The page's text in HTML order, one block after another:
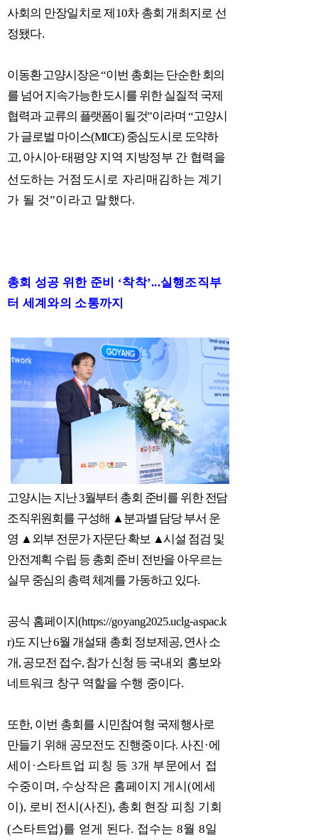
사회의 만장일치로 제 10차 총회 개최지로 선
정됐다.
이동환 고양시장은“이번 총회는 단순한 회의
를 넘어 지속가능한 도시를 위한 실질적 국제
협력과 교류의 플랫폼이 될 것”이라며“고양시
가 글로벌 마이스(MICE) 중심도시로 도약하
고,아시아·태평양 지역 지방정부 간 협력을
선도하는 거점도시로 자리매김하는 계기
가 될 것”이라고 말했다.
총회 성공 위한 준비 ‘착착’...실행조직부
터 세계와의 소통까지
고양시는 지난3월부터 총회 준비를 위한 전담
조직위원회를 구성해 ▲분과별 담당 부서 운
영 ▲외부 전문가 자문단 확보 ▲시설 점검 및
안전계획 수립 등 총회 준비 전반을 아우르는
실무 중심의 총력 체계를 가동하고 있다.
공식 홈페이지(https://goyang2025.uclg-aspac.k
r)도 지난6월 개설돼 총회 정보제공,연사 소
개,공모전 접수,참가 신청 등 국내외 홍보와
네트워크 창구 역할을 수행 중이다.
또한, 이번 총회를 시민참여형 국제행사로
만들기 위해 공모전도 진행중이다. 사진 ·에
세이 ·스타트업 피칭 등 3개 부문에서 접
수중이며 , 수상작은 홈페이지 게시(에세
이), 로비 전시(사진), 총회 현장 피칭 기회
(스타트업)를 얻게 된다. 접수는8월8일